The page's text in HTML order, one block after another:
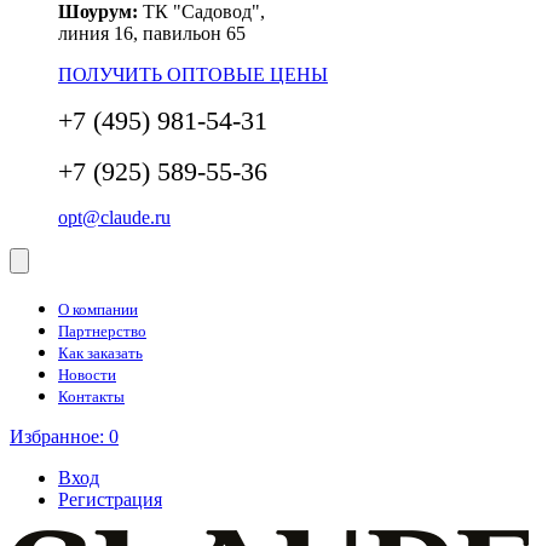
Шоурум: ТК "Садовод",
линия 16, павильон 65
ПОЛУЧИТЬ ОПТОВЫЕ ЦЕНЫ
+7 (495) 981-54-31
+7 (925) 589-55-36
opt@claude.ru
О компании
Партнерство
Как заказать
Новости
Контакты
Избранное: 0
Вход
Регистрация